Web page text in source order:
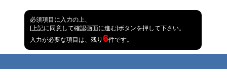
必須項目に入力の上、
[上記に同意して確認画面に進む]ボタンを押して下さい。
入力が必要な項目は、残り 6件です。